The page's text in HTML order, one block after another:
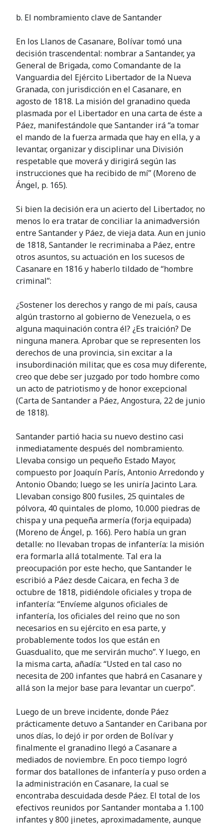
b. El nombramiento clave de Santander
En los Llanos de Casanare, Bolívar tomó una
decisión trascendental: nombrar a Santander, ya
General de Brigada, como Comandante de la
Vanguardia del Ejército Libertador de la Nueva
Granada, con jurisdicción en el Casanare, en
agosto de 1818. La misión del granadino queda
plasmada por el Libertador en una carta de éste a
Páez, manifestándole que Santander irá “a tomar
el mando de la fuerza armada que hay en ella, y a
levantar, organizar y disciplinar una División
respetable que moverá y dirigirá según las
instrucciones que ha recibido de mí” (Moreno de
Ángel, p. 165).
Si bien la decisión era un acierto del Libertador, no
menos lo era tratar de conciliar la animadversión
entre Santander y Páez, de vieja data. Aun en junio
de 1818, Santander le recriminaba a Páez, entre
otros asuntos, su actuación en los sucesos de
Casanare en 1816 y haberlo tildado de “hombre
criminal”:
¿Sostener los derechos y rango de mi país, causa
algún trastorno al gobierno de Venezuela, o es
alguna maquinación contra él? ¿Es traición? De
ninguna manera. Aprobar que se representen los
derechos de una provincia, sin excitar a la
insubordinación militar, que es cosa muy diferente,
creo que debe ser juzgado por todo hombre como
un acto de patriotismo y de honor excepcional
(Carta de Santander a Páez, Angostura, 22 de junio
de 1818).
Santander partió hacia su nuevo destino casi
inmediatamente después del nombramiento.
Llevaba consigo un pequeño Estado Mayor,
compuesto por Joaquín París, Antonio Arredondo y
Antonio Obando; luego se les uniría Jacinto Lara.
Llevaban consigo 800 fusiles, 25 quintales de
pólvora, 40 quintales de plomo, 10.000 piedras de
chispa y una pequeña armería (forja equipada)
(Moreno de Ángel, p. 166). Pero había un gran
detalle: no llevaban tropas de infantería: la misión
era formarla allá totalmente. Tal era la
preocupación por este hecho, que Santander le
escribió a Páez desde Caicara, en fecha 3 de
octubre de 1818, pidiéndole oficiales y tropa de
infantería: “Envíeme algunos oficiales de
infantería, los oficiales del reino que no son
necesarios en su ejército en esa parte, y
probablemente todos los que están en
Guasdualito, que me servirán mucho”. Y luego, en
la misma carta, añadía: “Usted en tal caso no
necesita de 200 infantes que habrá en Casanare y
allá son la mejor base para levantar un cuerpo”.
Luego de un breve incidente, donde Páez
prácticamente detuvo a Santander en Caribana por
unos días, lo dejó ir por orden de Bolívar y
finalmente el granadino llegó a Casanare a
mediados de noviembre. En poco tiempo logró
formar dos batallones de infantería y puso orden a
la administración en Casanare, la cual se
encontraba descuidada desde Páez. El total de los
efectivos reunidos por Santander montaba a 1.100
infantes y 800 jinetes, aproximadamente, aunque